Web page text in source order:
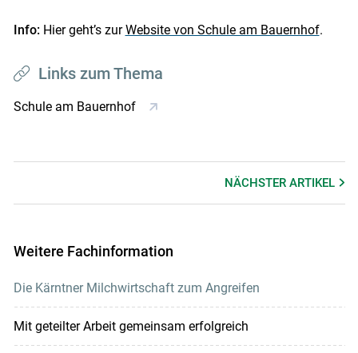
Info: Hier geht’s zurWebsite von Schule am Bauernhof.
Links zum Thema
Schule am Bauernhof
NÄCHSTERARTIKEL
Weitere Fachinformation
Die Kärntner Milchwirtschaft zum Angreifen
Mit geteilter Arbeit gemeinsam erfolgreich